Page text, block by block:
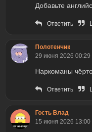
Добавьте
Ответить
Полотенчик
29 июня 2026 00:29
Наркоманы
Ответить
Гость Влад
15 июня 2026 13:00